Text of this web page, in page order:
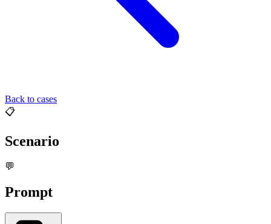
Back to cases
📋
Scenario
💬
Prompt